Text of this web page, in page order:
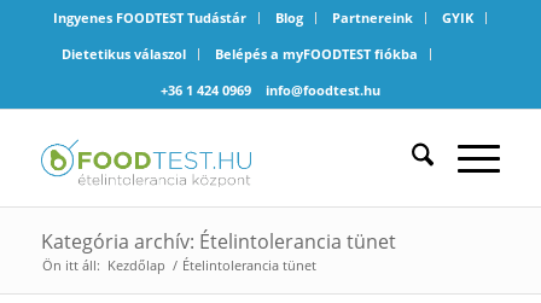
Ingyenes FOODTEST Tudástár Blog Partnereink
GYIK
Dietetikus válaszol
Belépés a myFOODTEST fiókba
+36 1 424 0969
info@foodtest.hu
Kategória archív: Ételintolerancia tünet
Ön itt áll: Kezdőlap / Ételintolerancia tünet